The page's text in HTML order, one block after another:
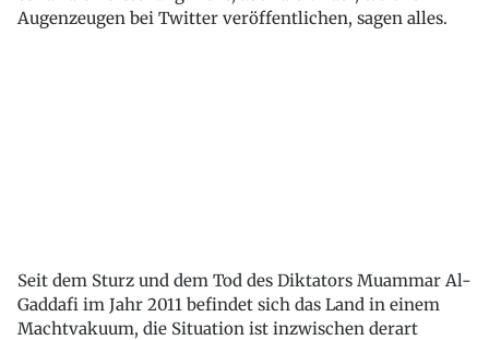
Augenzeugen bei Twitter veröffentlichen, sagen alles.
Seit dem Sturz und dem Tod des Diktators Muammar Al-
Gaddafi im Jahr 2011 befindet sich das Land in einem
Machtvakuum, die Situation ist inzwischen derart